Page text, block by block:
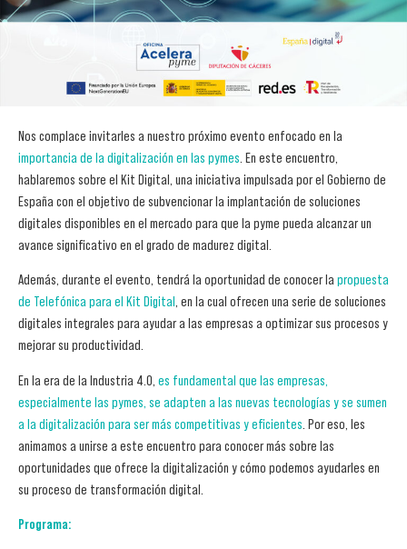
Nos complace invitarles a nuestro próximo evento enfocado en la
importancia de la digitalización en las pymes . En este encuentro,
hablaremos sobre el Kit Digital, una iniciativa impulsada por el Gobierno de
España con el objetivo de subvencionar la implantación de soluciones
digitales disponibles en el mercado para que la pyme pueda alcanzar un
avance significativo en el grado de madurez digital.
Además, durante el evento, tendrá la oportunidad de conocer la propuesta
de Telefónica para el Kit Digital , en la cual ofrecen una serie de soluciones
digitales integrales para ayudar a las empresas a optimizar sus procesos y
mejorar su productividad.
En la era de la Industria 4.0, es fundamental que las empresas,
especialmente las pymes, se adapten a las nuevas tecnologías y se sumen
a la digitalización para ser más competitivas y eficientes . Por eso, les
animamos a unirse a este encuentro para conocer más sobre las
oportunidades que ofrece la digitalización y cómo podemos ayudarles en
su proceso de transformación digital.
Programa: